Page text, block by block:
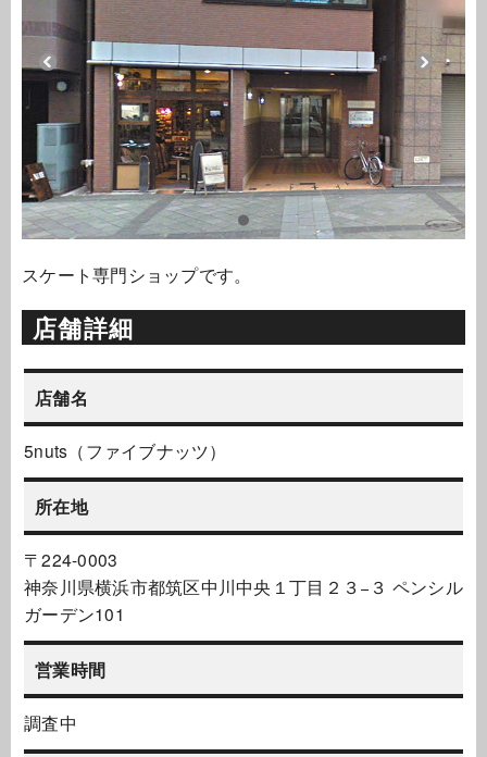
スケート専門ショップです。
店舗詳細
店舗名
5nuts（ファイブナッツ）
所在地
〒224-0003
神奈川県横浜市都筑区中川中央１丁目２３−３ ペンシル
ガーデン101
営業時間
調査中